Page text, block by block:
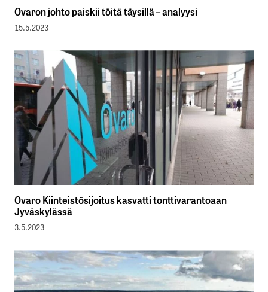
Ovaron johto paiskii töitä täysillä – analyysi
15.5.2023
Ovaro Kiinteistösijoitus kasvatti tonttivarantoaan
Jyväskylässä
3.5.2023